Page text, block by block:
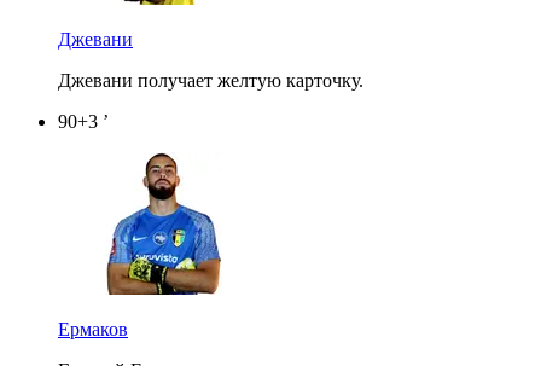
Джевани
Джевани получает желтую карточку.
90+3 ’
Ермаков